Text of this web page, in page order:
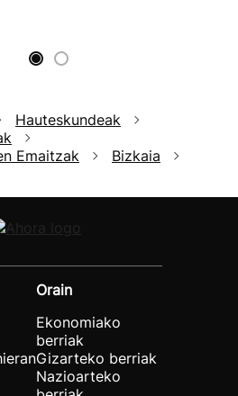
Hauteskundeak
Emaitzak
Bizkaia
Orain
Ekonomiako
berriak
Gizarteko berriak
Nazioarteko